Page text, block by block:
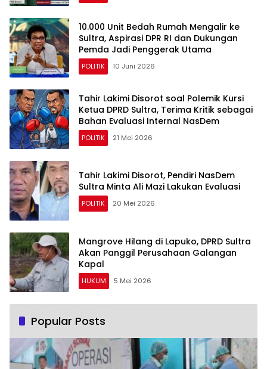
10.000 Unit Bedah Rumah Mengalir ke
Sultra, Aspirasi DPR RI dan Dukungan
Pemda Jadi Penggerak Utama
POLITIK 10 Juni 2026
Tahir Lakimi Disorot soal Polemik Kursi
Ketua DPRD Sultra, Terima Kritik sebagai
Bahan Evaluasi Internal NasDem
POLITIK 21 Mei 2026
Tahir Lakimi Disorot, Pendiri NasDem
Sultra Minta Ali Mazi Lakukan Evaluasi
POLITIK 20 Mei 2026
Mangrove Hilang di Lapuko, DPRD Sultra
Akan Panggil Perusahaan Galangan
Kapal
HUKUM 5 Mei 2026
Popular Posts